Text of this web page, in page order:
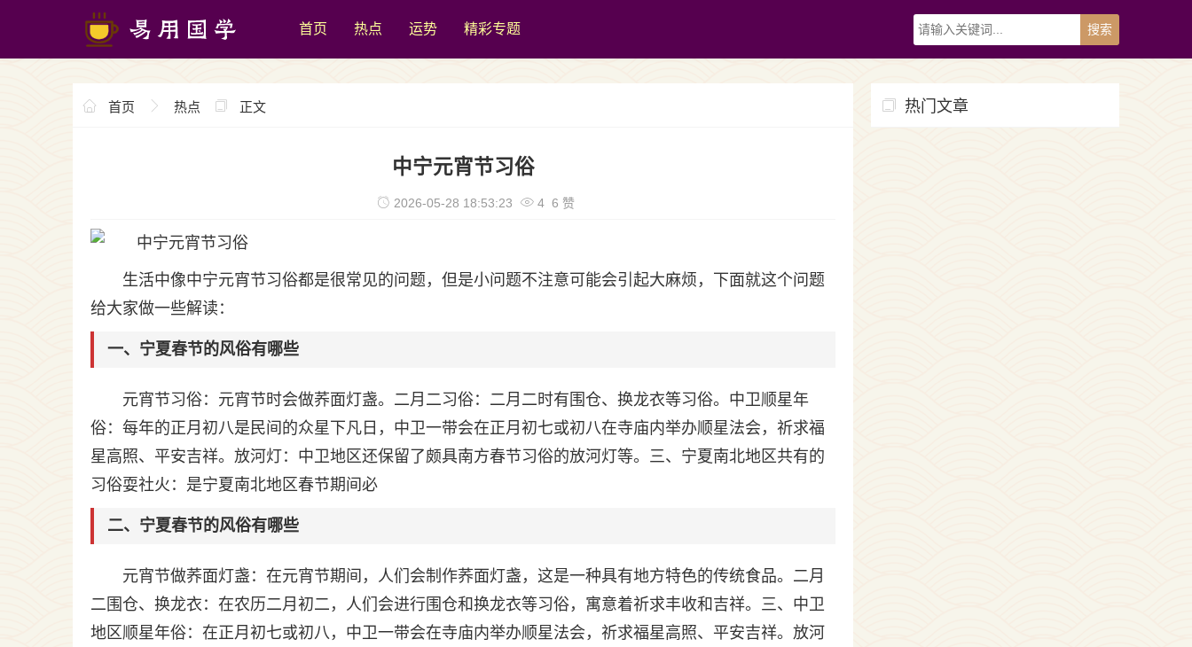
首页 热点 运势 精彩专题
首页 热点 正文
中宁元宵节习俗
2026-05-28 18:53:23 4 6 赞
生活中像中宁元宵节习俗都是很常见的问题，但是小问题不注意可能会引起大麻烦，下面就这个问题
给大家做一些解读：
一、宁夏春节的风俗有哪些
元宵节习俗：元宵节时会做荞面灯盏。二月二习俗：二月二时有围仓、换龙衣等习俗。中卫顺星年
俗：每年的正月初八是民间的众星下凡日，中卫一带会在正月初七或初八在寺庙内举办顺星法会，祈求福
星高照、平安吉祥。放河灯：中卫地区还保留了颇具南方春节习俗的放河灯等。三、宁夏南北地区共有的
习俗耍社火：是宁夏南北地区春节期间必
二、宁夏春节的风俗有哪些
元宵节做荞面灯盏：在元宵节期间，人们会制作荞面灯盏，这是一种具有地方特色的传统食品。二月
二围仓、换龙衣：在农历二月初二，人们会进行围仓和换龙衣等习俗，寓意着祈求丰收和吉祥。三、中卫
地区顺星年俗：在正月初七或初八，中卫一带会在寺庙内举办顺星法会，祈求福星高照、平安吉祥。放河
热门文章